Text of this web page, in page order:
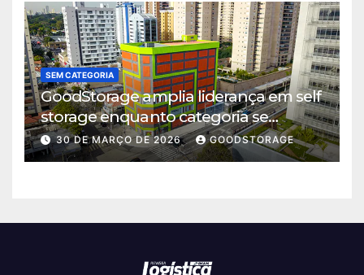
SEM CATEGORIA
GoodStorage amplia liderança em self
storage enquanto categoria se
consolida em São Paulo
30 DE MARÇO DE 2026 GOODSTORAGE